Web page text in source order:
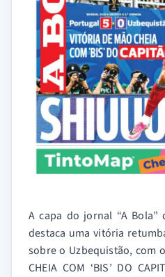
A capa do jornal “A
destaca uma vitória
sobre o Uzbequistão, com
CHEIA COM ‘BIS’ DO